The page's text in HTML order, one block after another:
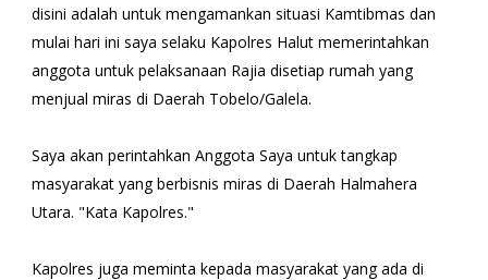
disini adalah untuk mengamankan situasi Kamtibmas dan
mulai hari ini saya selaku Kapolres Halut memerintahkan
anggota untuk pelaksanaan Rajia disetiap rumah yang
menjual miras di Daerah Tobelo/Galela.
Saya akan perintahkan Anggota Saya untuk tangkap
masyarakat yang berbisnis miras di Daerah Halmahera
Utara. "Kata Kapolres."
Kapolres juga meminta kepada masyarakat yang ada di